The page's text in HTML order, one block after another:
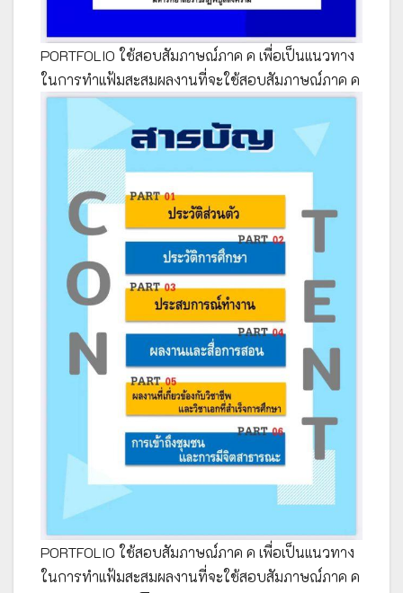
PORTFOLIO ใช้สอบสัมภาษณ์ภาค ค เพื่อเป็นแนวทาง
ในการทำแฟ้มสะสมผลงานที่จะใช้สอบสัมภาษณ์ภาค ค
PORTFOLIO ใช้สอบสัมภาษณ์ภาค ค เพื่อเป็นแนวทาง
ในการทำแฟ้มสะสมผลงานที่จะใช้สอบสัมภาษณ์ภาค ค